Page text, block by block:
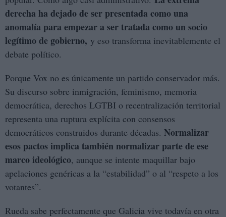
derecha ha dejado de ser presentada como una
anomalía para empezar a ser tratada como un socio
legítimo de gobierno, y eso transforma inevitablemente el
debate político.
Porque Vox no es únicamente un partido conservador más.
Su discurso sobre inmigración, feminismo, memoria
democrática, derechos LGTBI o recentralización territorial
representa una ruptura explícita con consensos
democráticos construidos durante décadas. Normalizar
esos pactos implica también normalizar parte de ese
marco ideológico, aunque se intente maquillar bajo
apelaciones genéricas a la “estabilidad” o al “respeto a los
votantes”.
Rueda sabe perfectamente que Galicia vive todavía en otra